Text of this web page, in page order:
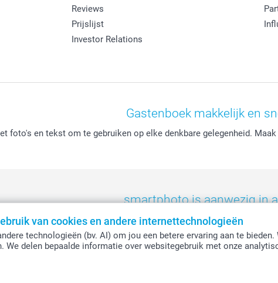
van cookies en andere internettechnologieën
technologieën (bv. AI) om jou een betere ervaring aan te
We delen bepaalde informatie over websitegebruik met onze
Reviews
Prijslijst
Investor Relations
Gastenboek makkelijk en
foto's en tekst om te gebruiken op elke denkbare gelegenheid.
smartphoto is aanwezig in
- Deutschland - France - Ireland - Nederland - Norge - Österreich